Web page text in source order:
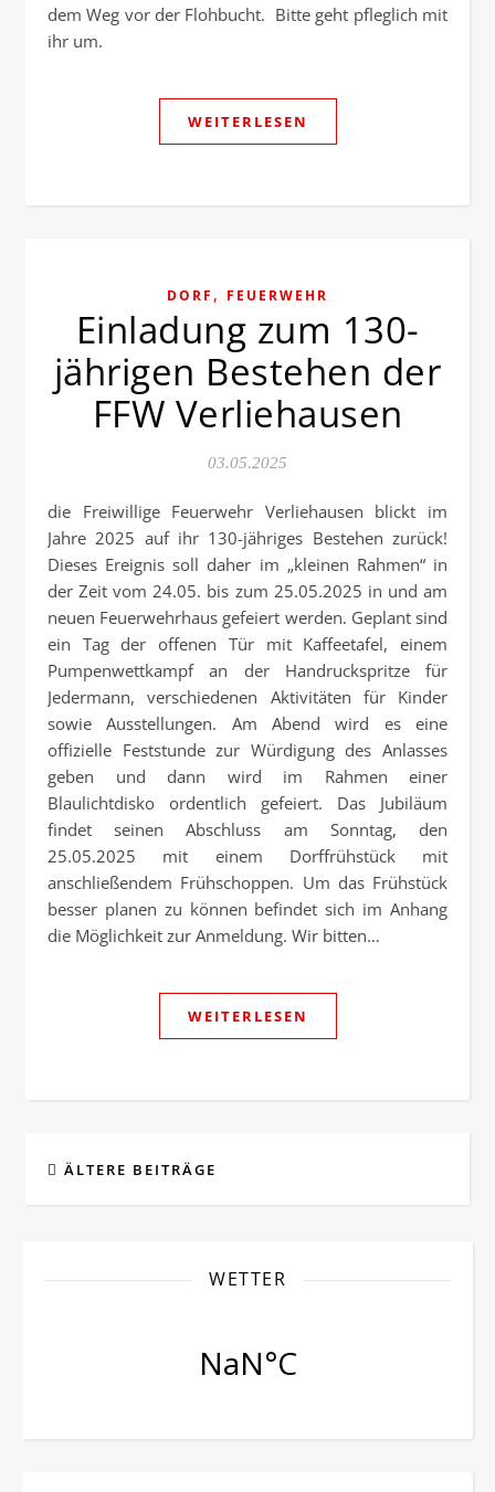
dem Weg vor der Flohbucht. Bitte geht pfleglich mit
ihr um.
WEITERLESEN
DORF , FEUERWEHR
Einladung zum 130-
jährigen Bestehen der
FFW Verliehausen
03.05.2025
die Freiwillige Feuerwehr Verliehausen blickt im
Jahre 2025 auf ihr 130-jähriges Bestehen zurück!
Dieses Ereignis soll daher im „kleinen Rahmen“ in
der Zeit vom 24.05. bis zum 25.05.2025 in und am
neuen Feuerwehrhaus gefeiert werden. Geplant sind
ein Tag der offenen Tür mit Kaffeetafel, einem
Pumpenwettkampf an der Handruckspritze für
Jedermann, verschiedenen Aktivitäten für Kinder
sowie Ausstellungen. Am Abend wird es eine
offizielle Feststunde zur Würdigung des Anlasses
geben und dann wird im Rahmen einer
Blaulichtdisko ordentlich gefeiert. Das Jubiläum
findet seinen Abschluss am Sonntag, den
25.05.2025 mit einem Dorffrühstück mit
anschließendem Frühschoppen. Um das Frühstück
besser planen zu können befindet sich im Anhang
die Möglichkeit zur Anmeldung. Wir bitten…
WEITERLESEN
ÄLTERE BEITRÄGE
WETTER